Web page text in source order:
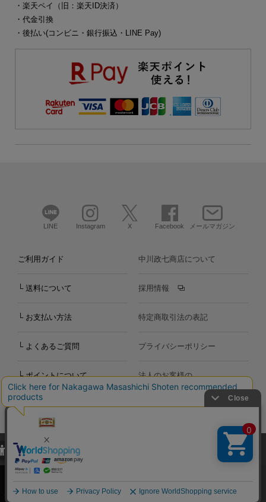
・楽天ペイ（旧：楽天ID決済）
・代金引換
・後払い(コンビニ・銀行振込・LINE Pay)
LINE Instagram X Facebook メールマガジン
ご利用ガイド
└ 送料について
└ お支払い方法
└ よくあるご質問
└ ポイントについて
お問い合わせ
中川政七商店について
採用情報
特定商取引法の表記
プライバシーポリシー
法人のお客様の
お問い合わせ
Copyright©2000-2026
Nakagawa Masashichi Shoten All Rights Reserved.
当サイトでは、当サイト内における閲覧履歴・属性情報などの取得およ
び利便性向上のためにクッキー（Cookie）を使用いたします。詳細に
関しては「プライバシーポリシー
承諾する